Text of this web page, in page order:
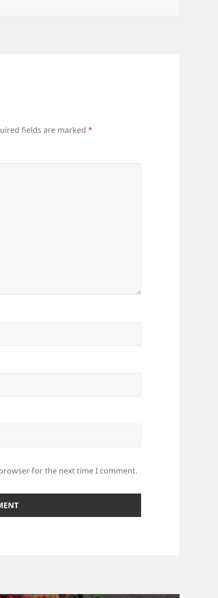
fields are marked*
for the next time I comment.